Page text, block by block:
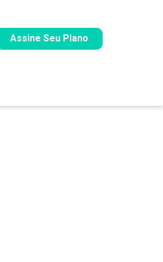
Assine Seu Plano